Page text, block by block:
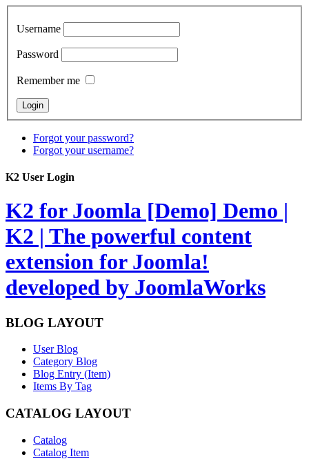
Username
Password
Remember me
Forgot your password?
Forgot your username?
K2 User Login
K2 for Joomla [Demo] Demo |
K2 | The powerful content
extension for Joomla!
developed by JoomlaWorks
BLOG LAYOUT
User Blog
Category Blog
Blog Entry (Item)
Items By Tag
CATALOG LAYOUT
Catalog
Catalog Item